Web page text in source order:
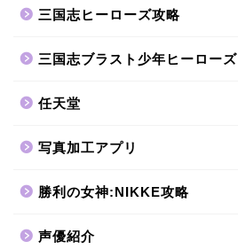
三国志ヒーローズ攻略
三国志ブラスト少年ヒーローズ
任天堂
写真加工アプリ
勝利の女神:NIKKE攻略
声優紹介